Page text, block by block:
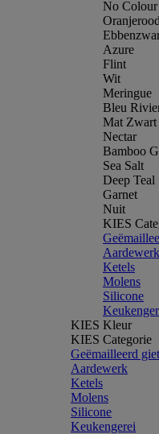
No Colour
Oranjerood
Azure
Flint
Wit
Meringue
Bleu
Mat Zwart
Nectar
Bamboo
Sea Salt
Deep Teal
Garnet
Nuit
KIES
Aardewerk
Ketels
Molens
Silicone
KIES Kleur
KIES Categorie
Geëmailleerd
Aardewerk
Ketels
Molens
Silicone
Keukengerei